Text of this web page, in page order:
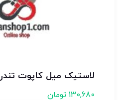
لاستیک میل کاپوت تندر 90 اصلی
130,680 تومان